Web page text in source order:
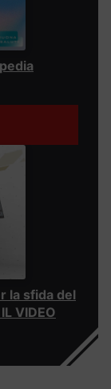
la sfida del
VIDEO